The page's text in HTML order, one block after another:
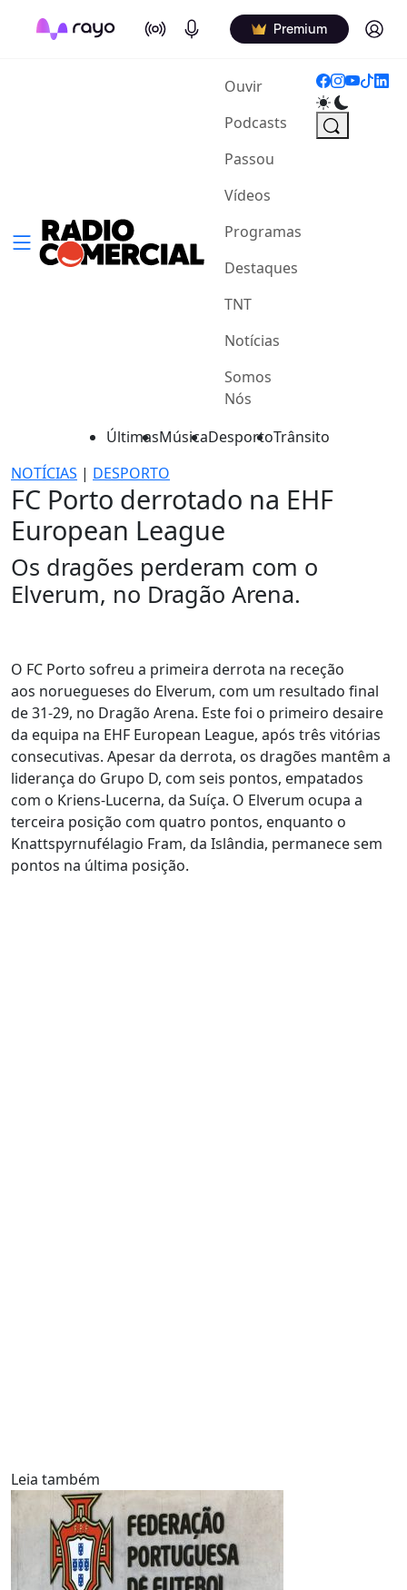
On Air Podcasts Premium Log in
Ouvir(current)
Podcasts
Passou
Vídeos
Programas
Destaques
TNT
Notícias
Somos
Nós
ÚltimasMúsicaDesportoTrânsito
NOTÍCIAS | DESPORTO
FC Porto derrotado na EHF
European League
Os dragões perderam com o
Elverum, no Dragão Arena.
O FC Porto sofreu a primeira derrota na receção
aos noruegueses do Elverum, com um resultado final
de 31-29, no Dragão Arena. Este foi o primeiro desaire
da equipa na EHF European League, após três vitórias
consecutivas. Apesar da derrota, os dragões mantêm a
liderança do Grupo D, com seis pontos, empatados
com o Kriens-Lucerna, da Suíça. O Elverum ocupa a
terceira posição com quatro pontos, enquanto o
Knattspyrnufélagio Fram, da Islândia, permanece sem
pontos na última posição.
Leia também